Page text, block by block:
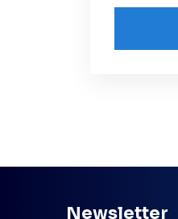
Newsletter